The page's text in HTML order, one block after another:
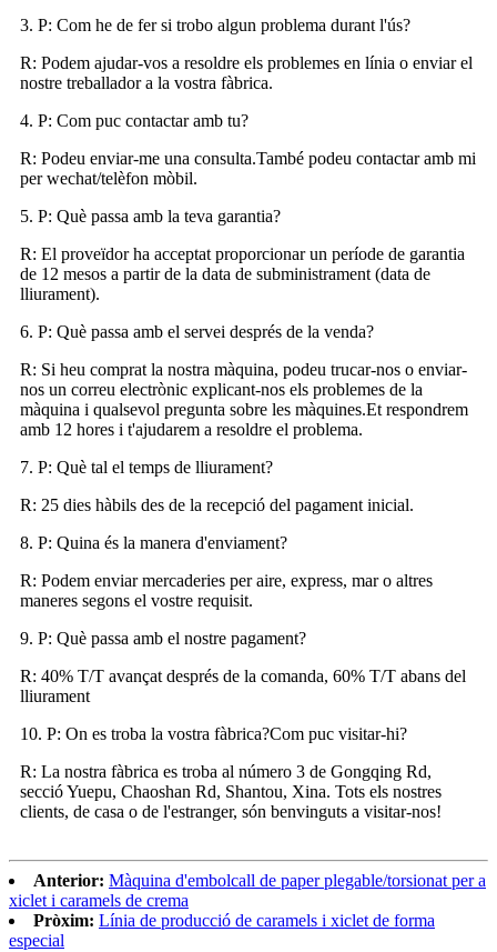
3. P: Com he de fer si trobo algun problema durant l'ús?
R: Podem ajudar-vos a resoldre els problemes en línia o enviar el
nostre treballador a la vostra fàbrica.
4. P: Com puc contactar amb tu?
R: Podeu enviar-me una consulta.També podeu contactar amb mi
per wechat/telèfon mòbil.
5. P: Què passa amb la teva garantia?
R: El proveïdor ha acceptat proporcionar un període de garantia
de 12 mesos a partir de la data de subministrament (data de
lliurament).
6. P: Què passa amb el servei després de la venda?
R: Si heu comprat la nostra màquina, podeu trucar-nos o enviar-
nos un correu electrònic explicant-nos els problemes de la
màquina i qualsevol pregunta sobre les màquines.Et respondrem
amb 12 hores i t'ajudarem a resoldre el problema.
7. P: Què tal el temps de lliurament?
R: 25 dies hàbils des de la recepció del pagament inicial.
8. P: Quina és la manera d'enviament?
R: Podem enviar mercaderies per aire, express, mar o altres
maneres segons el vostre requisit.
9. P: Què passa amb el nostre pagament?
R: 40% T/T avançat després de la comanda, 60% T/T abans del
lliurament
10. P: On es troba la vostra fàbrica?Com puc visitar-hi?
R: La nostra fàbrica es troba al número 3 de Gongqing Rd,
secció Yuepu, Chaoshan Rd, Shantou, Xina. Tots els nostres
clients, de casa o de l'estranger, són benvinguts a visitar-nos!
Anterior: Màquina d'embolcall de paper plegable/torsionat per a
xiclet i caramels de crema
Pròxim: Línia de producció de caramels i xiclet de forma
especial